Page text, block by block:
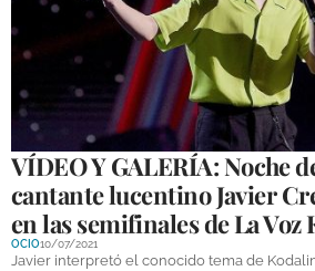
VÍDEO Y GALERÍA: Noche
cantante lucentino Javier
en las semifinales de La Voz
OCIO10/07/2021
Javier interpretó el conocido tema de